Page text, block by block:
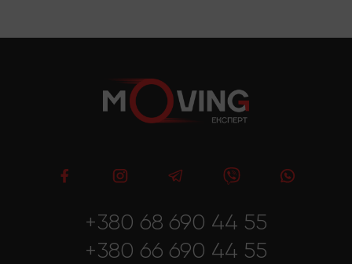
+380 68 690 44 55
+380 66 690 44 55